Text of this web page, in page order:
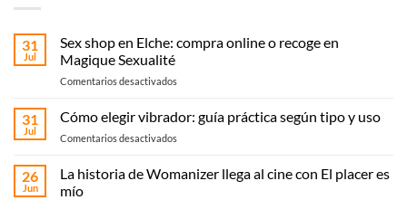
31
Jul
Sex shop en Elche: compra online o recoge en
Magique Sexualité
Comentarios desactivados
shop
en
Elche:
online
31
Jul
Cómo elegir vibrador: guía práctica según tipo y uso
Comentarios desactivados
elegir
vibrador:
26
Jun
La historia de Womanizer llega al cine con El placer es
mío